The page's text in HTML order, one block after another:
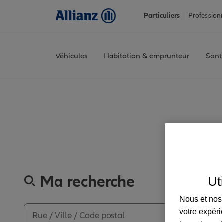
Particuliers
Véhicules Habitation & emprunteur
Ma recherche
Nous et
votre